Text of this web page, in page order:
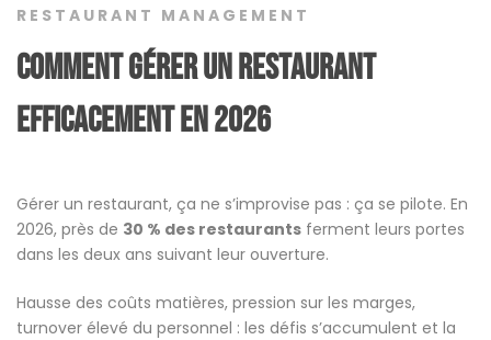
RESTAURANT MANAGEMENT
Comment gérer un restaurant
efficacement en 2026
Gérer un restaurant, ça ne s’improvise pas : ça se pilote. En
2026, près de 30 % des restaurants ferment leurs portes
dans les deux ans suivant leur ouverture.
Hausse des coûts matières, pression sur les marges,
turnover élevé du personnel : les défis s’accumulent et la